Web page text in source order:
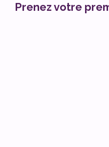
Prenez votre